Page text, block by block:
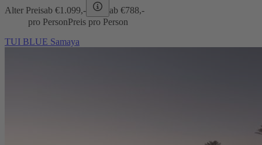
Alter Preisab €1.099,- ab €788,-
pro PersonPreis pro Person
TUI BLUE Samaya